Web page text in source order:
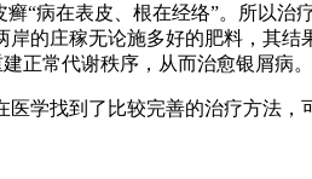
病在表皮、根在经络”。所以治
的庄稼无论施多好的肥料，其
正常代谢秩序，从而治愈银屑病。
找到了比较完善的治疗方法，